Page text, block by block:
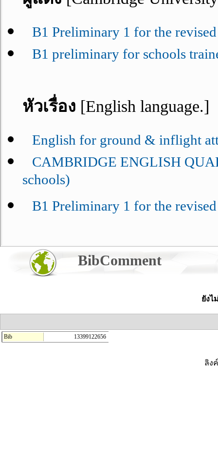
B1 Preliminary 1 for the
B1 preliminary for schools
หัวเรื่อง [English language.]
English for ground & inflight
CAMBRIDGE ENGLISH
schools)
B1 Preliminary 1 for the
BibComment
ยังไ
Bib 13399122656
ลิง